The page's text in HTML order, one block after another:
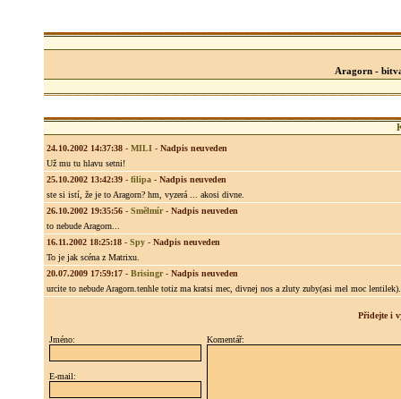
Aragorn -
24.10.2002 14:37:38 - MILI - Nadpis neuveden
Už mu tu hlavu setni!
25.10.2002 13:42:39 - filipa - Nadpis neuveden
ste si istí, že je to Aragorn? hm, vyzerá ... akosi divne.
26.10.2002 19:35:56 - Smělmír- Nadpis neuveden
to nebude Aragorn...
16.11.2002 18:25:18 - Spy - Nadpis neuveden
To je jak scéna z Matrixu.
20.07.2009 17:59:17 - Brisingr- Nadpis neuveden
urcite to nebude Aragorn.tenhle totiz ma kratsi mec, divnej nos a zluty zuby(asi mel moc lentilek).
Přidejte i
Jméno:
E-mail:
Komentář: